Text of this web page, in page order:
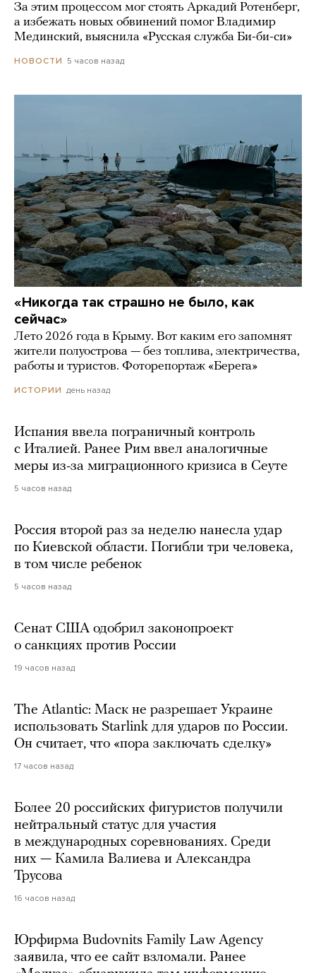
За этим процессом мог стоять Аркадий Ротенберг,
а избежать новых обвинений помог Владимир
Мединский, выяснила «Русская служба Би-би-си»
НОВОСТИ 5 часов назад
«Никогда так страшно не было, как
сейчас»
Лето 2026 года в Крыму. Вот каким его запомнят
жители полуострова — без топлива, электричества,
работы и туристов. Фоторепортаж «Берега»
ИСТОРИИ день назад
Испания ввела пограничный контроль
с Италией. Ранее Рим ввел аналогичные
меры из-за миграционного кризиса в Сеуте
5 часов назад
Россия второй раз за неделю нанесла удар
по Киевской области. Погибли три человека,
в том числе ребенок
5 часов назад
Сенат США одобрил законопроект
о санкциях против России
19 часов назад
The Atlantic: Маск не разрешает Украине
использовать Starlink для ударов по России.
Он считает, что «пора заключать сделку»
17 часов назад
Более 20 российских фигуристов получили
нейтральный статус для участия
в международных соревнованиях. Среди
них — Камила Валиева и Александра
Трусова
16 часов назад
Юрфирма Budovnits Family Law Agency
заявила, что ее сайт взломали. Ранее